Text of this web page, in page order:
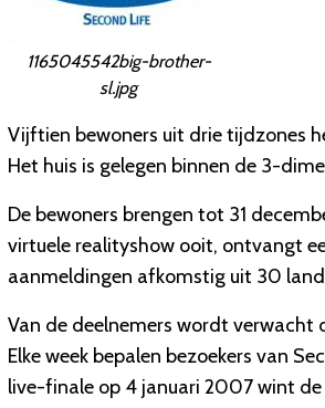
1165045542big-brother-
sl.jpg
Vijftien bewoners uit drie tijdzones
Het huis is gelegen binnen de 3-
De bewoners brengen tot 31
virtuele realityshow ooit, ontvangt
aanmeldingen afkomstig uit 30
Van de deelnemers wordt verwacht
Elke week bepalen bezoekers van
live-finale op 4 januari 2007 wint